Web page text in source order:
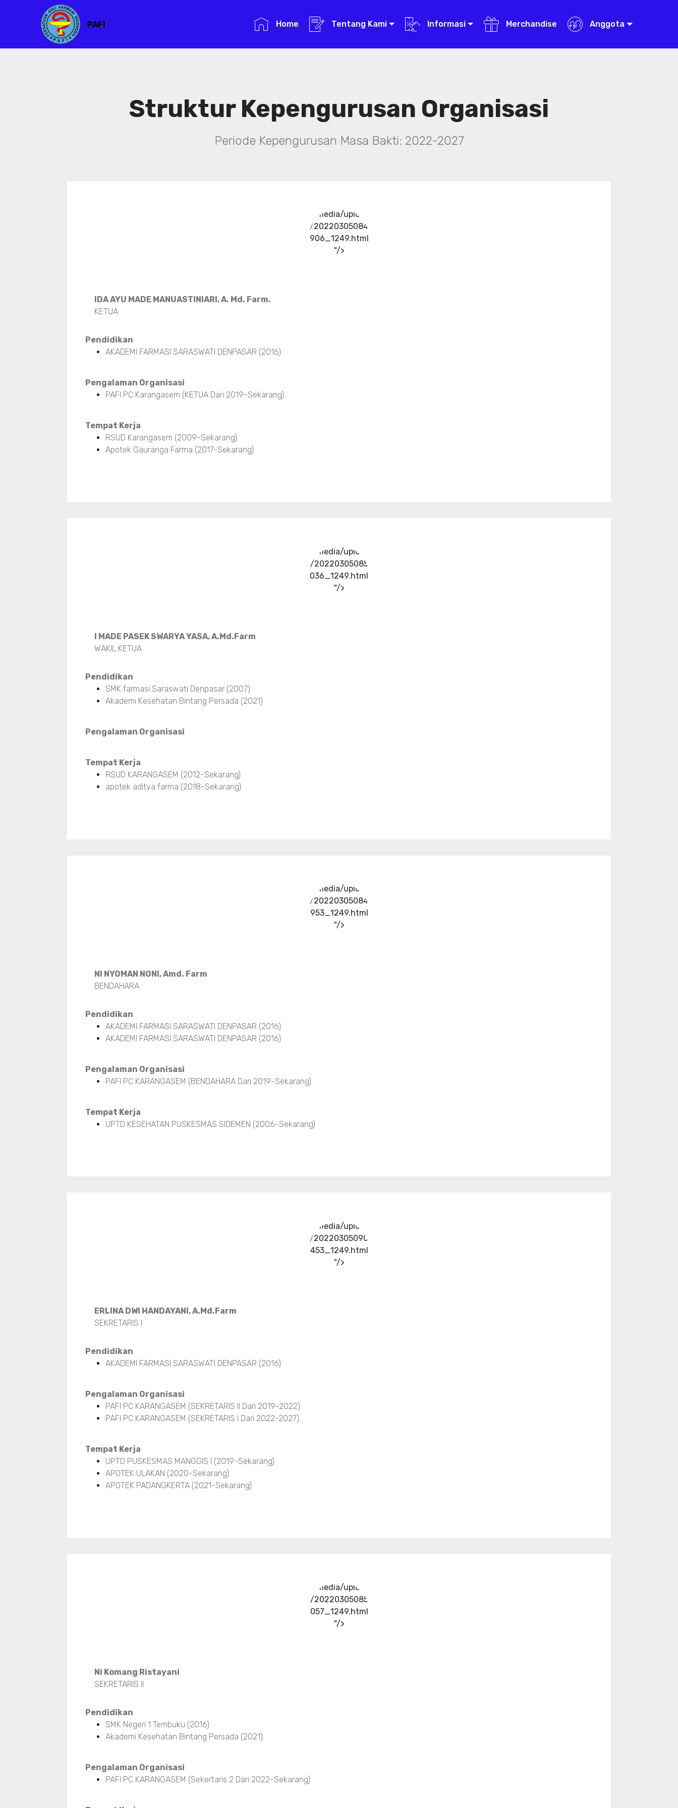
PAFI Home Tentang Kami Informasi Merchandise Anggota
Struktur Kepengurusan Organisasi
Periode Kepengurusan Masa Bakti: 2022-2027
../media/upload
/20220305084
906_1249.html
"/>
IDA AYU MADE MANUASTINIARI, A. Md. Farm.
KETUA
Pendidikan
AKADEMI FARMASI SARASWATI DENPASAR (2016)
Pengalaman Organisasi
PAFI PC Karangasem (KETUA Dari 2019-Sekarang)
Tempat Kerja
RSUD Karangasem (2009-Sekarang)
Apotek Gauranga Farma (2017-Sekarang)
../media/upload
/20220305085
036_1249.html
"/>
I MADE PASEK SWARYA YASA, A.Md.Farm
WAKIL KETUA
Pendidikan
SMK farmasi Saraswati Denpasar (2007)
Akademi Kesehatan Bintang Persada (2021)
Pengalaman Organisasi
Tempat Kerja
RSUD KARANGASEM (2012-Sekarang)
apotek aditya farma (2018-Sekarang)
../media/upload
/20220305084
953_1249.html
"/>
NI NYOMAN NONI, Amd. Farm
BENDAHARA
Pendidikan
AKADEMI FARMASI SARASWATI DENPASAR (2016)
AKADEMI FARMASI SARASWATI DENPASAR (2016)
Pengalaman Organisasi
PAFI PC KARANGASEM (BENDAHARA Dari 2019-Sekarang)
Tempat Kerja
UPTD KESEHATAN PUSKESMAS SIDEMEN (2006-Sekarang)
../media/upload
/20220305090
453_1249.html
"/>
ERLINA DWI HANDAYANI, A.Md.Farm
SEKRETARIS I
Pendidikan
AKADEMI FARMASI SARASWATI DENPASAR (2016)
Pengalaman Organisasi
PAFI PC KARANGASEM (SEKRETARIS II Dari 2019-2022)
PAFI PC KARANGASEM (SEKRETARIS I Dari 2022-2027)
Tempat Kerja
UPTD PUSKESMAS MANGGIS I (2019-Sekarang)
APOTEK ULAKAN (2020-Sekarang)
APOTEK PADANGKERTA (2021-Sekarang)
../media/upload
/20220305085
057_1249.html
"/>
Ni Komang Ristayani
SEKRETARIS II
Pendidikan
SMK Negeri 1 Tembuku (2016)
Akademi Kesehatan Bintang Persada (2021)
Pengalaman Organisasi
PAFI PC KARANGASEM (Sekertaris 2 Dari 2022-Sekarang)